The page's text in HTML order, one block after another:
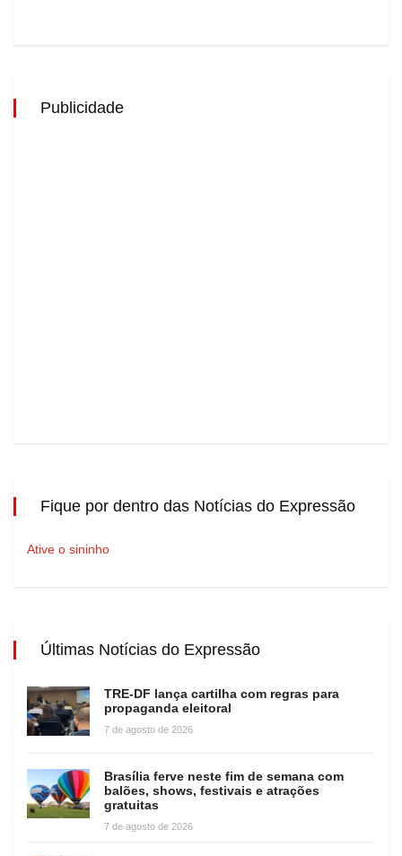
Publicidade
Fique por dentro das Notícias do Expressão
Ative o sininho
Últimas Notícias do Expressão
TRE-DF lança cartilha com regras para
propaganda eleitoral
7 de agosto de 2026
Brasília ferve neste fim de semana com
balões, shows, festivais e atrações
gratuitas
7 de agosto de 2026